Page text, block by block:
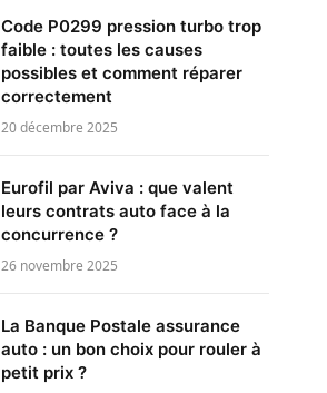
Code P0299 pression turbo trop
faible : toutes les causes
possibles et comment réparer
correctement
20 décembre 2025
Eurofil par Aviva : que valent
leurs contrats auto face à la
concurrence ?
26 novembre 2025
La Banque Postale assurance
auto : un bon choix pour rouler à
petit prix ?